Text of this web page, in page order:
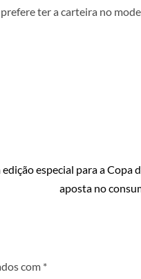
ter a carteira no
edição especial para a Copa
aposta no
com *